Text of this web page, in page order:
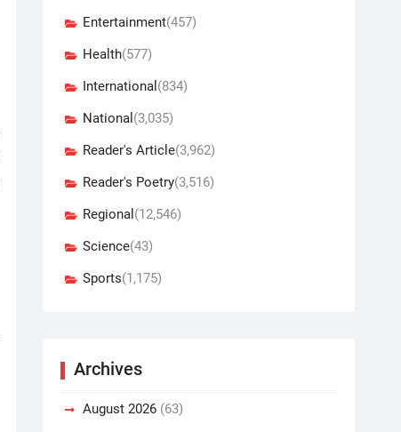
Entertainment(457)
Health(577)
International (834)
National (3,035)
Reader's Article(3,962)
Reader's Poetry(3,516)
Regional (12,546)
Science(43)
Sports(1,175)
Archives
August 2026 (63)